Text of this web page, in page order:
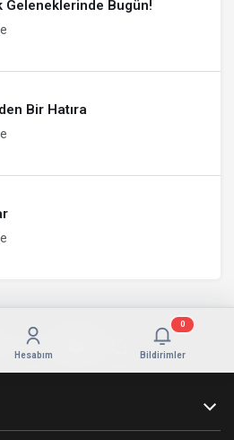
Geleneklerinde Bugün!
Bir Hatıra
Hesabım Bildirimler
0